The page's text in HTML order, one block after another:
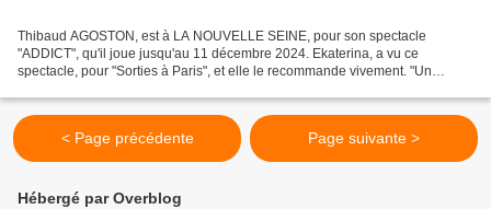
Thibaud AGOSTON, est à LA NOUVELLE SEINE, pour son spectacle
"ADDICT", qu'il joue jusqu'au 11 décembre 2024. Ekaterina, a vu ce
spectacle, pour "Sorties à Paris", et elle le recommande vivement. "Un
< Page précédente Page suivante >
Hébergé par Overblog